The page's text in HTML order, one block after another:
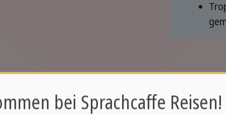
bei Sprachcaffe Reisen!